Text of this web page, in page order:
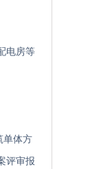
电房等
单体方
评审报